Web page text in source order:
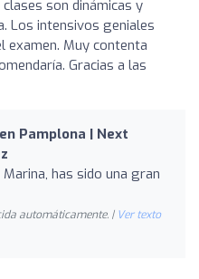
son dinámicas y
Los intensivos geniales
examen. Muy contenta
Gracias a las
Pamplona | Next
has sido una gran
automáticamente. | Ver texto